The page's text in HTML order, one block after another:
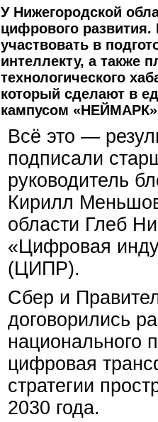
У Нижегородской
цифрового развития.
участвовать в
интеллекту, а также
технологического
который сделают в
кампусом
Всё это —
подписали
руководитель
Кирилл
области Глеб
«Цифровая
(ЦИПР).
Сбер и
договорились
национального
цифровая
стратегии
2030 года.